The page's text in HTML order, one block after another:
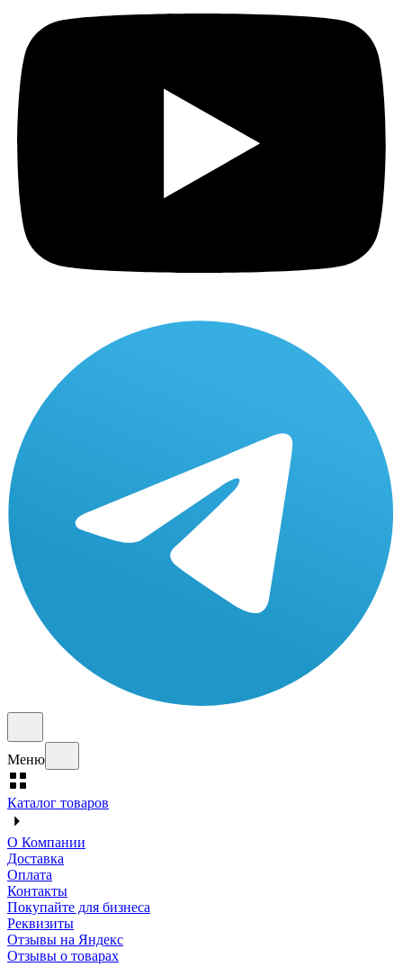
Меню
Каталог товаров
О Компании
Доставка
Оплата
Контакты
Покупайте для бизнеса
Реквизиты
Отзывы на Яндекс
Отзывы о товарах